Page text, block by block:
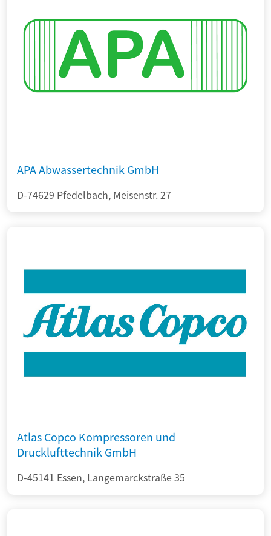
APA Abwassertechnik GmbH
D-74629 Pfedelbach, Meisenstr. 27
Atlas Copco Kompressoren und
Drucklufttechnik GmbH
D-45141 Essen, Langemarckstraße 35